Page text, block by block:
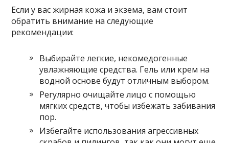
Если у вас жирная кожа и экзема, вам стоит
обратить внимание на следующие
рекомендации:
Выбирайте легкие, некомедогенные
увлажняющие средства. Гель или крем на
водной основе будут отличным выбором.
Регулярно очищайте лицо с помощью
мягких средств, чтобы избежать забивания
пор.
Избегайте использования агрессивных